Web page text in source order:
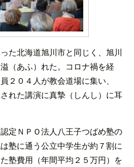
た北海道旭川市と同じく、旭川
（あふ）れた。コロナ禍を経
２０４人が教会道場に集い、
れた講演に真摯（しんし）に耳
定ＮＰＯ法人八王子つばめ塾の
塾に通う公立中学生が約７割に
塾費用（年間平均２５万円）を